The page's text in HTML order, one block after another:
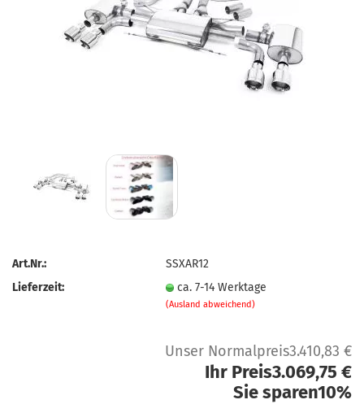
Art.Nr.:
SSXAR12
Lieferzeit:
ca. 7-14 Werktage
(Ausland abweichend)
Unser Normalpreis3.410,83 €
Ihr Preis3.069,75 €
Sie sparen10%